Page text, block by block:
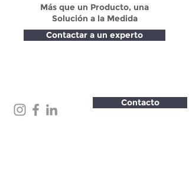
Más que un Producto, una
Solución a la Medida
Contactar a un experto
Contacto